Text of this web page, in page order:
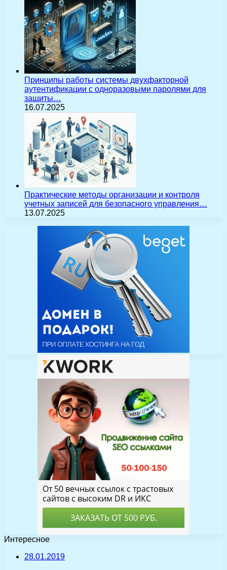
Принципы работы системы двухфакторной
аутентификации с одноразовыми паролями для
защиты…
16.07.2025
Практические методы организации и контроля
учетных записей для безопасного управления…
13.07.2025
Интересное
28.01.2019